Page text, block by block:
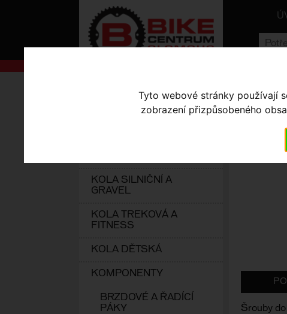
Tyto webové stránky používají
zobrazení přizpůsobeného
KOLA S-WORKS
KOLA SILNIČNÍ A
GRAVEL
KOLA TREKOVÁ A
FITNESS
KOLA DĚTSKÁ
KOMPONENTY
BRZDOVÉ A ŘADÍCÍ
PÁKY
BLT
Šrouby